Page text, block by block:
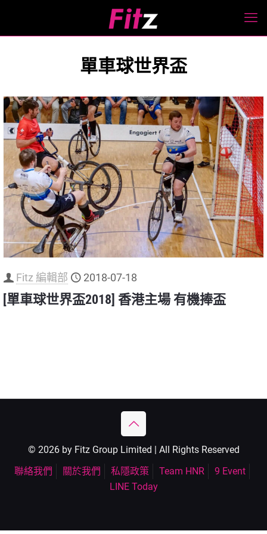
單車球世界盃
Fitz 編輯部 2018-07-18
[單車球世界盃2018] 香港主場 有機捧盃
© 2026 by Fitz Group Limited | All Rights Reserved
聯絡我們
關於我們 私隱政策 Team HNR
9 Event
LINE Today